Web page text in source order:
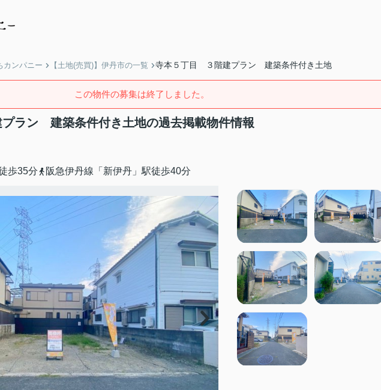
カンパニー 【土地(売買)】伊丹市の一覧 寺本５丁目 ３階建プラン 建築条件付き土地
この物件の募集は終了しました。
ラン 建築条件付き土地の過去掲載物件情報
歩35分
阪急伊丹線「新伊丹」駅徒歩40分